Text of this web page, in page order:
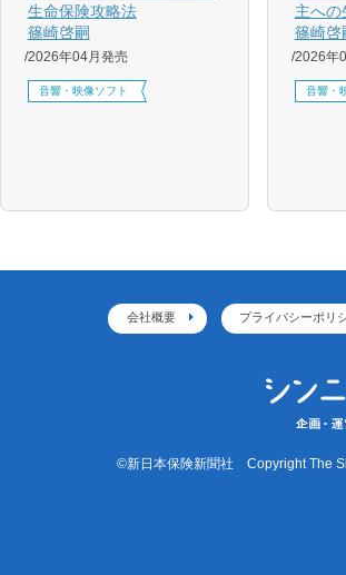
生命保険攻略法
篠崎啓嗣
2026年04月発売
音響・映像ソフト
主への
篠崎啓
2026年
音響・
会社概要 プライバシーポリ
©新日本保険新聞社 Copyright The